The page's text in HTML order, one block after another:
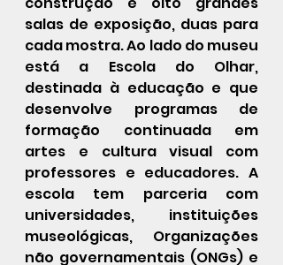
salas de exposição, duas para
cada mostra. Ao lado do museu
está a Escola do Olhar,
destinada à educação e que
desenvolve programas de
formação continuada em
artes e cultura visual com
professores e educadores. A
escola tem parceria com
universidades, instituições
museológicas, Organizações
não governamentais (ONGs) e